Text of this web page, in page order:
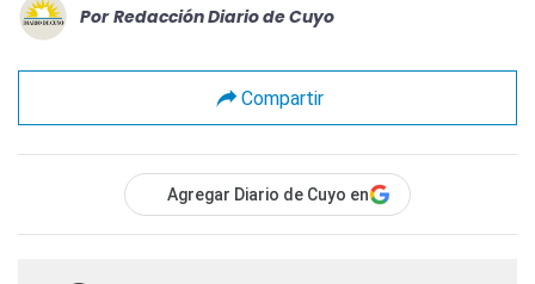
Por Redacción Diario de Cuyo
Compartir
Agregar Diario de Cuyo en